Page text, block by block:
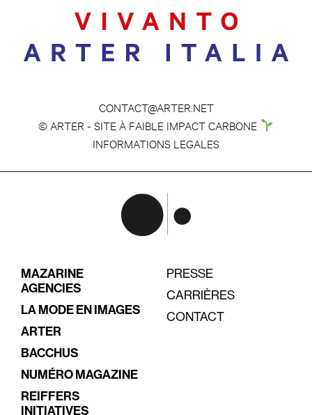
CONTACT@ARTER.NET
© ARTER - SITE À FAIBLE IMPACT CARBONE
INFORMATIONS LEGALES
MAZARINE
AGENCIES
LA MODE EN IMAGES
ARTER
BACCHUS
NUMÉRO MAGAZINE
REIFFERS
INITIATIVES
PRESSE
CARRIÈRES
CONTACT